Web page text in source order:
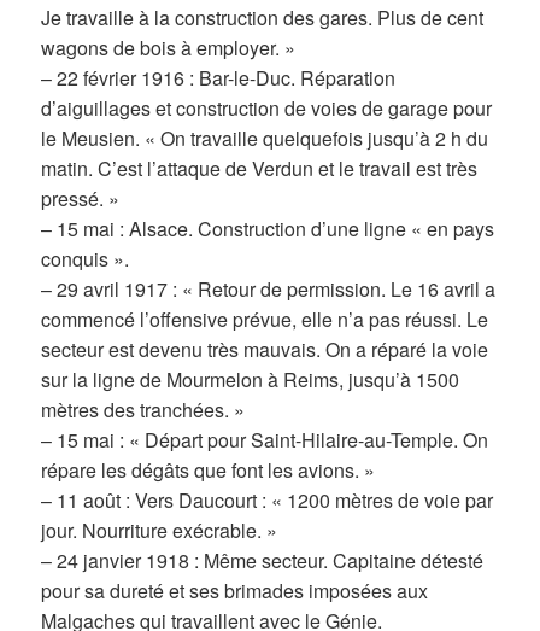
Je travaille à la construction des gares. Plus de cent
wagons de bois à employer. »
– 22 février 1916 : Bar-le-Duc. Réparation
d’aiguillages et construction de voies de garage pour
le Meusien. « On travaille quelquefois jusqu’à 2 h du
matin. C’est l’attaque de Verdun et le travail est très
pressé. »
– 15 mai : Alsace. Construction d’une ligne « en pays
conquis ».
– 29 avril 1917 : « Retour de permission. Le 16 avril a
commencé l’offensive prévue, elle n’a pas réussi. Le
secteur est devenu très mauvais. On a réparé la voie
sur la ligne de Mourmelon à Reims, jusqu’à 1500
mètres des tranchées. »
– 15 mai : « Départ pour Saint-Hilaire-au-Temple. On
répare les dégâts que font les avions. »
– 11 août : Vers Daucourt : « 1200 mètres de voie par
jour. Nourriture exécrable. »
– 24 janvier 1918 : Même secteur. Capitaine détesté
pour sa dureté et ses brimades imposées aux
Malgaches qui travaillent avec le Génie.